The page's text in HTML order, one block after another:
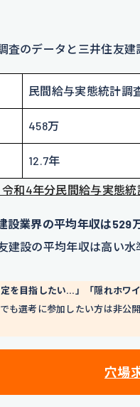
査のデータと三井住友
民間給与実態統計調
458万
12.7年
和4年分民間給与実態統
設業界の平均年収は529
建設の平均年収は高い水
定を目指したい…」「隠れホワ
も選考に参加したい方は非
穴場